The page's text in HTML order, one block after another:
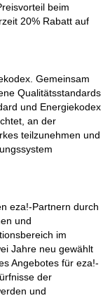
beim
20% Rabatt auf
Gemeinsam
Qualitätsstandards
und Energiekodex
an der
teilzunehmen und
eza!-Partnern durch
und
im
Jahre neu gewählt
Angebotes für eza!-
der
und